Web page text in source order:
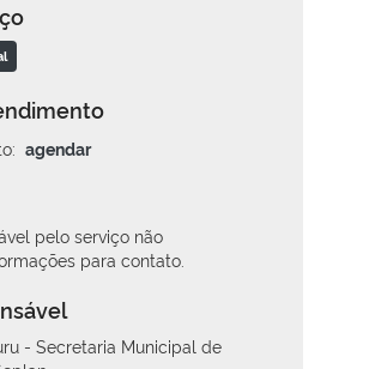
agendar
pelo serviço não
para contato.
- Secretaria Municipal de